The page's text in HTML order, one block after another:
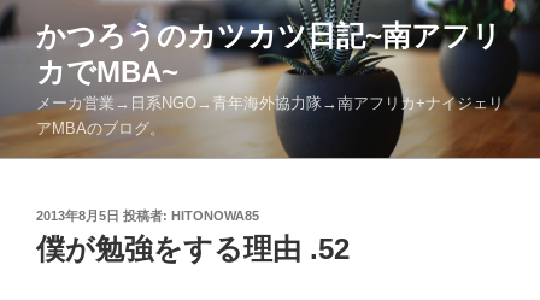
コ
ン
へ
かつろうのカツカツ日記~南アフリ
カでMBA~
メーカ営業→日系NGO→青年海外協力隊→南アフリカ+ナイジェリ
アMBAのブログ。
投
稿
日:
2013年8月5日 投稿者: HITONOWA85
僕が勉強をする理由 .52